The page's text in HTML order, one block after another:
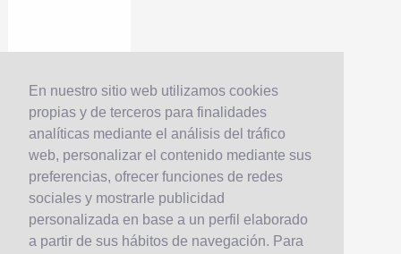
En nuestro sitio web utilizamos cookies
propias y de terceros para finalidades
analíticas mediante el análisis del tráfico
web, personalizar el contenido mediante sus
preferencias, ofrecer funciones de redes
sociales y mostrarle publicidad
personalizada en base a un perfil elaborado
a partir de sus hábitos de navegación. Para